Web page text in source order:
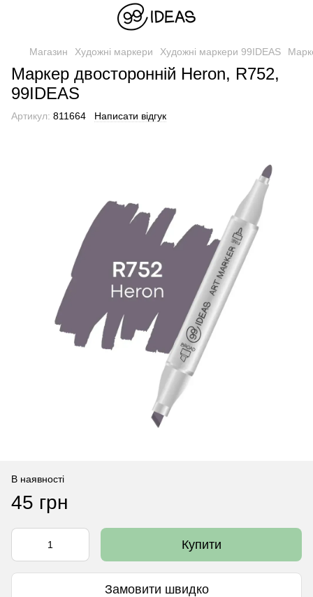
Магазин Художні маркери Художні маркери 99IDEAS
Маркер двосторонній Heron, R752,
99IDEAS
Артикул: 811664 Написати відгук
В наявності
45 грн
Купити
Замовити швидко